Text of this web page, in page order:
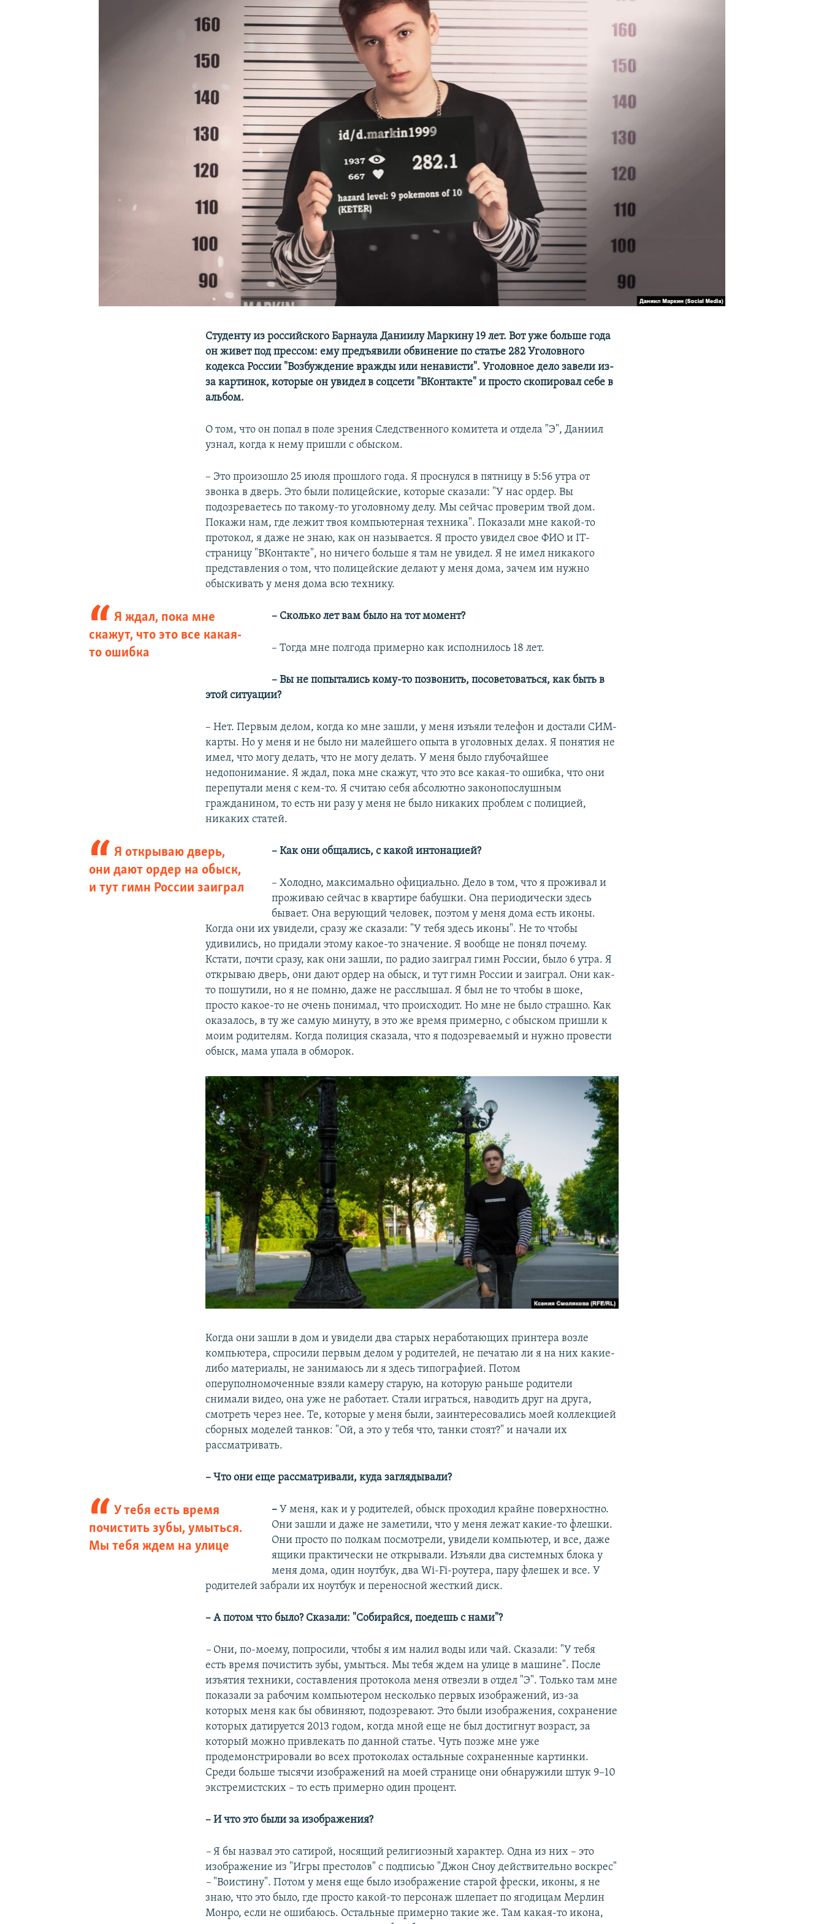
Студенту из российского Барнаула Даниилу Маркину 19 лет. Вот уже больше года
он живет под прессом: ему предъявили обвинение по статье 282 Уголовного
кодекса России "Возбуждение вражды или ненависти". Уголовное дело завели из-
за картинок, которые он увидел в соцсети "ВКонтакте" и просто скопировал себе в
альбом.
О том, что он попал в поле зрения Следственного комитета и отдела "Э", Даниил
узнал, когда к нему пришли с обыском.
– Это произошло 25 июля прошлого года. Я проснулся в пятницу в 5:56 утра от
звонка в дверь. Это были полицейские, которые сказали: "У нас ордер. Вы
подозреваетесь по такому-то уголовному делу. Мы сейчас проверим твой дом.
Покажи нам, где лежит твоя компьютерная техника". Показали мне какой-то
протокол, я даже не знаю, как он называется. Я просто увидел свое ФИО и IT-
страницу "ВКонтакте", но ничего больше я там не увидел. Я не имел никакого
представления о том, что полицейские делают у меня дома, зачем им нужно
обыскивать у меня дома всю технику.
Я ждал, пока мне
скажут, что это все какая-
то ошибка
​– Сколько лет вам было на тот момент?
– Тогда мне полгода примерно как исполнилось 18 лет.
– Вы не попытались кому-то позвонить, посоветоваться, как быть в
этой ситуации?
– Нет. Первым делом, когда ко мне зашли, у меня изъяли телефон и достали СИМ-
карты. Но у меня и не было ни малейшего опыта в уголовных делах. Я понятия не
имел, что могу делать, что не могу делать. У меня было глубочайшее
недопонимание. Я ждал, пока мне скажут, что это все какая-то ошибка, что они
перепутали меня с кем-то. Я считаю себя абсолютно законопослушным
гражданином, то есть ни разу у меня не было никаких проблем с полицией,
никаких статей.
Я открываю дверь,
они дают ордер на обыск,
и тут гимн России заиграл
– Как они общались, с какой интонацией?
– Холодно, максимально официально. Дело в том, что я проживал и
проживаю сейчас в квартире бабушки. Она периодически здесь
бывает. Она верующий человек, поэтом у меня дома есть иконы.
Когда они их увидели, сразу же сказали: "У тебя здесь иконы". Не то чтобы
удивились, но придали этому какое-то значение. Я вообще не понял почему.
Кстати, почти сразу, как они зашли, по радио заиграл гимн России, было 6 утра. Я
открываю дверь, они дают ордер на обыск, и тут гимн России и заиграл. Они как-
то пошутили, но я не помню, даже не расслышал. Я был не то чтобы в шоке,
просто какое-то не очень понимал, что происходит. Но мне не было страшно. Как
оказалось, в ту же самую минуту, в это же время примерно, с обыском пришли к
моим родителям. Когда полиция сказала, что я подозреваемый и нужно провести
обыск, мама упала в обморок.
Когда они зашли в дом и увидели два старых неработающих принтера возле
компьютера, спросили первым делом у родителей, не печатаю ли я на них какие-
либо материалы, не занимаюсь ли я здесь типографией. Потом
оперуполномоченные взяли камеру старую, на которую раньше родители
снимали видео, она уже не работает. Стали играться, наводить друг на друга,
смотреть через нее. Те, которые у меня были, заинтересовались моей коллекцией
сборных моделей танков: "Ой, а это у тебя что, танки стоят?" и начали их
рассматривать.
– Что они еще рассматривали, куда заглядывали?
У тебя есть время
почистить зубы, умыться.
Мы тебя ждем на улице
– У меня, как и у родителей, обыск проходил крайне поверхностно.
Они зашли и даже не заметили, что у меня лежат какие-то флешки.
Они просто по полкам посмотрели, увидели компьютер, и все, даже
ящики практически не открывали. Изъяли два системных блока у
меня дома, один ноутбук, два Wi-Fi-роутера, пару флешек и все. У
родителей забрали их ноутбук и переносной жесткий диск.
– А потом что было? Сказали: "Собирайся, поедешь с нами"?
– Они, по-моему, попросили, чтобы я им налил воды или чай. Сказали: "У тебя
есть время почистить зубы, умыться. Мы тебя ждем на улице в машине". После
изъятия техники, составления протокола меня отвезли в отдел "Э". Только там мне
показали за рабочим компьютером несколько первых изображений, из-за
которых меня как бы обвиняют, подозревают. Это были изображения, сохранение
которых датируется 2013 годом, когда мной еще не был достигнут возраст, за
который можно привлекать по данной статье. Чуть позже мне уже
продемонстрировали во всех протоколах остальные сохраненные картинки.
Среди больше тысячи изображений на моей странице они обнаружили штук 9–10
экстремистских – то есть примерно один процент.
– И что это были за изображения?
– Я бы назвал это сатирой, носящий религиозный характер. Одна из них – это
изображение из "Игры престолов" с подписью "Джон Сноу действительно воскрес"
– "Воистину". Потом у меня еще было изображение старой фрески, иконы, я не
знаю, что это было, где просто какой-то персонаж шлепает по ягодицам Мерлин
Монро, если не ошибаюсь. Остальные примерно такие же. Там какая-то икона,